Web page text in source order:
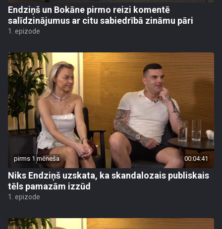
Endziņš un Bokāne pirmo reizi komentē
salīdzinājumus ar citu sabiedrībā zināmu pāri
1. epizode
pirms 1 mēneša 00:04:41
Niks Endziņš uzskata, ka skandalozais publiskais
tēls pamazām izzūd
1. epizode